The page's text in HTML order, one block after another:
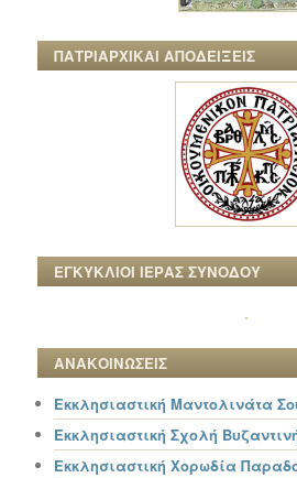
ΠΑΤΡΙΑΡΧΙΚΑΙ ΑΠΟΔΕΙΞΕΙΣ
ΕΓΚΥΚΛΙΟΙ ΙΕΡΑΣ ΣΥΝΟΔΟΥ
ΑΝΑΚΟΙΝΩΣΕΙΣ
Εκκλησιαστική Μαντολινάτα
Εκκλησιαστική Σχολή
Εκκλησιαστική Χορωδία